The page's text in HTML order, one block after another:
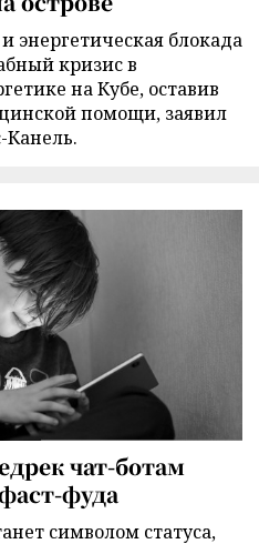
энергетическая блокада
кризис в
на Кубе, оставив
помощи, заявил
чат-ботам
фуда
символом статуса,